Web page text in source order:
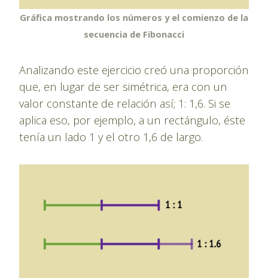
Gráfica mostrando los números y el comienzo de la
secuencia de Fibonacci
Analizando este ejercicio creó una proporción
que, en lugar de ser simétrica, era con un
valor constante de relación así; 1: 1,6. Si se
aplica eso, por ejemplo, a un rectángulo, éste
tenía un lado 1 y el otro 1,6 de largo.